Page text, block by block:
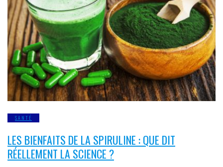
SANTÉ
LES BIENFAITS DE LA SPIRULINE : QUE DIT
RÉELLEMENT LA SCIENCE ?